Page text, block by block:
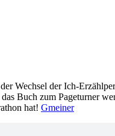
Wechsel der Ich-
Buch zum Pageturner
hat! Gmeiner